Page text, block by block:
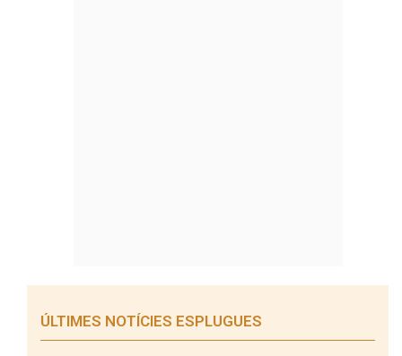
ÚLTIMES NOTÍCIES ESPLUGUES